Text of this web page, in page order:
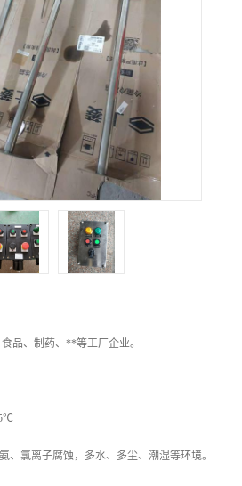
品、制药、**等工厂企业。
、氯离子腐蚀，多水、多尘、潮湿等环境。